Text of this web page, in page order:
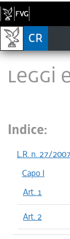
LEGGI
Indice:
L.R. n. 27/
Capo I
Art. 1
Art. 2